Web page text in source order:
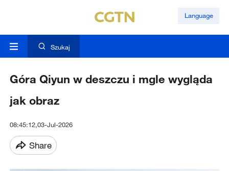
Language
Szukaj
Góra Qiyun w deszczu i mgle wygląda
jak obraz
08:45:12,03-Jul-2026
Share